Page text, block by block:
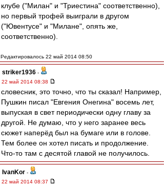
клубе ("Милан" и "Триестина" соответственно),
но первый трофей выиграли в другом
("Ювентусе" и "Милане", опять же,
соответственно).
Редактировалось 22 май 2014 08:50
striker1936 -
22 май 2014 08:38
словесник, это точно, что ты сказал! Например,
Пушкин писал "Евгения Онегина" восемь лет,
выпуская в свет периодически одну главу за
другой. Не думаю, что у него заранее весь
сюжет наперёд был на бумаге или в голове.
Тем более он хотел писать и продолжение.
Что-то там с десятой главой не получилось.
IvanKor -
22 май 2014 08:37